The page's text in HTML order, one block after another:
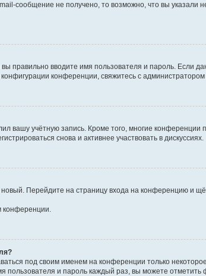
сообщение не получено, то возможно, что вы
правильно вводите имя пользователя и пароль. Если
конференции, свяжитесь с
вашу учётную запись. Кроме того, многие
снова и активнее участвовать в дискуссиях.
Перейдите на страницу входа на конференцию и
конференции.
под своим именем на конференции только
пользователя и пароль каждый раз, вы можете отметить